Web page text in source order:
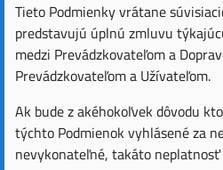
Tieto Podmienky vrátane
predstavujú úplnú zmluvu
medzi Prevádzkovateľom a
Prevádzkovateľom a Užívateľom.
Ak bude z akéhokoľvek dôvodu
týchto Podmienok vyhlásené za
nevykonateľné, takáto